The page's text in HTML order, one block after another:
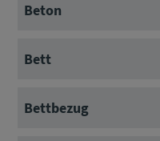
Beton
Bett
Bettbezug